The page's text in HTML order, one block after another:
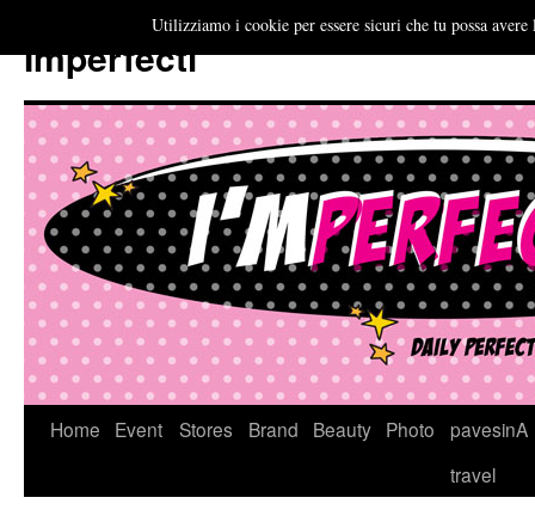
Imperfecti
VaiHome Event Stores Brand Beauty Photo
pavesinA
travel
Utilizziamo i cookie per essere sicuri che tu possa